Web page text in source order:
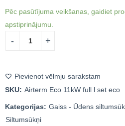
Pēc pasūtījuma veikšanas, gaidiet
apstiprinājumu.
Pievienot vēlmju sarakstam
SKU: Airterm Eco 11kW full l set eco
Kategorijas: Gaiss - Ūdens
Siltumsūkņi